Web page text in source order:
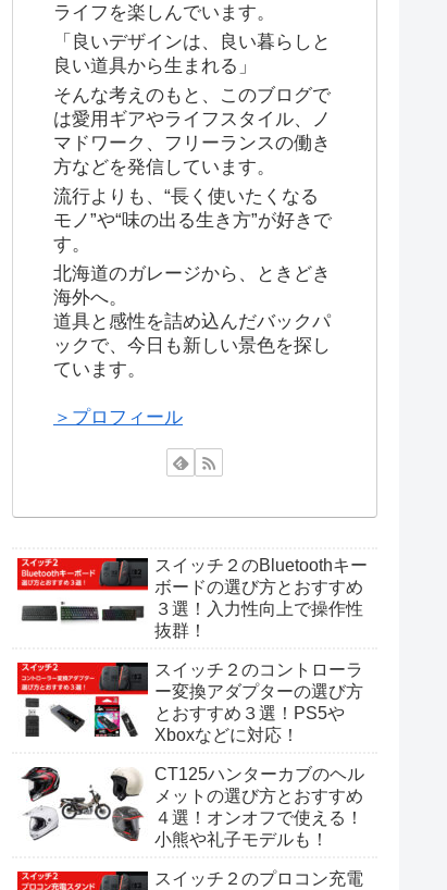
ライフを楽しんでいます。
「良いデザインは、良い暮らしと
良い道具から生まれる」
そんな考えのもと、このブログで
は愛用ギアやライフスタイル、ノ
マドワーク、フリーランスの働き
方などを発信しています。
流行よりも、“長く使いたくなる
モノ”や“味の出る生き方”が好きで
す。
北海道のガレージから、ときどき
海外へ。
道具と感性を詰め込んだバックパ
ックで、今日も新しい景色を探し
ています。
＞プロフィール
スイッチ２のBluetoothキー
ボードの選び方とおすすめ
３選！入力性向上で操作性
抜群！
スイッチ２のコントローラ
ー変換アダプターの選び方
とおすすめ３選！PS5や
Xboxなどに対応！
CT125ハンターカブのヘル
メットの選び方とおすすめ
４選！オンオフで使える！
小熊や礼子モデルも！
スイッチ２のプロコン充電